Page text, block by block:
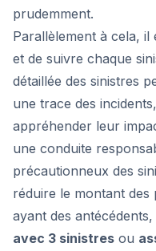
prudemment.
Parallèlement à cela,
et de suivre chaque
détaillée des sinistres
une trace des
appréhender leur
une conduite
précautionneux des
réduire le montant des
ayant des
avec 3 sinistres ou